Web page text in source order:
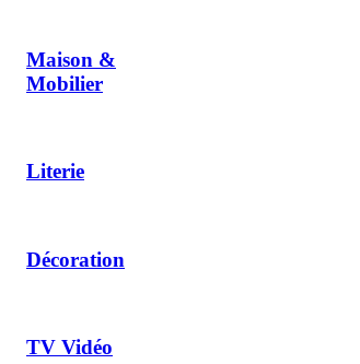
Maison &
Mobilier
Literie
Décoration
TV Vidéo